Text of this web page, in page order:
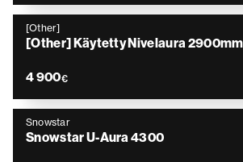
[Other]
[Other] Käytetty Nivelaura
4 900€
Snowstar
Snowstar U-Aura 4300